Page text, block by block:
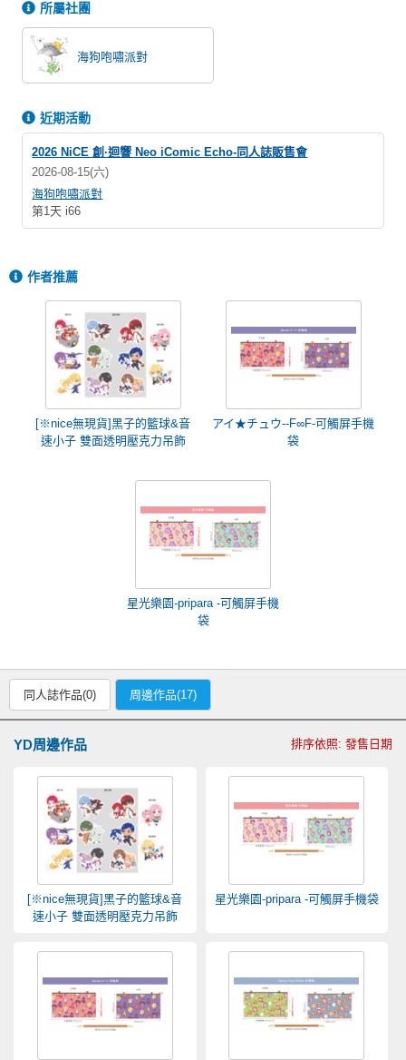
所屬社團
海狗咆嘯派對
近期活動
2026 NiCE 創·迴響 Neo iComic Echo-同人誌販售會
2026-08-15(六)
海狗咆嘯派對
第1天 i66
作者推薦
[※nice無現貨]黑子的籃球&音
速小子 雙面透明壓克力吊飾
アイ★チュウ--F∞F-可觸屏手機
袋
星光樂園-pripara -可觸屏手機
袋
同人誌作品(0) 周邊作品(17)
YD周邊作品 排序依照: 發售日期
[※nice無現貨]黑子的籃球&音
速小子 雙面透明壓克力吊飾
星光樂園-pripara -可觸屏手機袋